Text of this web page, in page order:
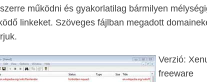
működni és gyakorlatilag bármilyen
linkeket. Szöveges fájlban megadott
Verzió:
freeware